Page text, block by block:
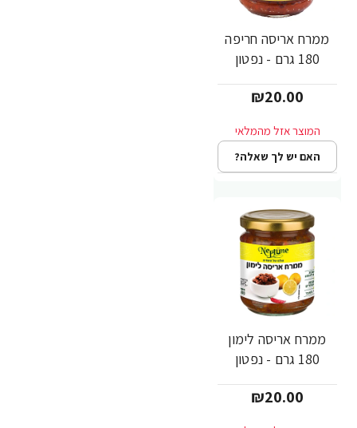
ממרח אריסה חריפה
180 גרם - נפטון
₪20.00
האם יש לך שאלה?
ממרח אריסה לימון
180 גרם - נפטון
₪20.00